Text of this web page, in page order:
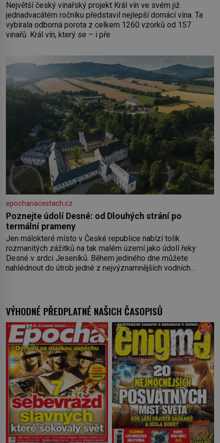
Největší český vinařský projekt Král vín ve svém již
jednadvacátém ročníku představil nejlepší domácí vína. Ta
vybírala odborná porota z celkem 1260 vzorků od 157
vinařů. Král vín, který se – i pře
epochanacestach.cz
Poznejte údolí Desné: od Dlouhých strání po
termální prameny
Jen málokteré místo v České republice nabízí tolik
rozmanitých zážitků na tak malém území jako údolí řeky
Desné v srdci Jeseníků. Během jediného dne můžete
nahlédnout do útrob jedné z nejvýznamnějších vodních
VÝHODNÉ PŘEDPLATNÉ NAŠICH ČASOPISŮ